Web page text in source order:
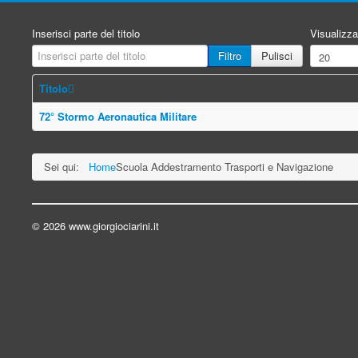
Inserisci parte del titolo
Filtro
Pulisci
Titolo
72° Stormo Aeronautica Militare
Sei qui: HomeScuola Addestramento Trasporti e Navigazione
© 2026 www.giorgiociarini.it